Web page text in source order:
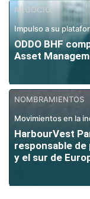
NEGOCIO
Impulso a su
ODDO BHF
Asset
NOMBRAMIENTOS
Movimientos en la
HarbourVest
responsable de
y el sur de